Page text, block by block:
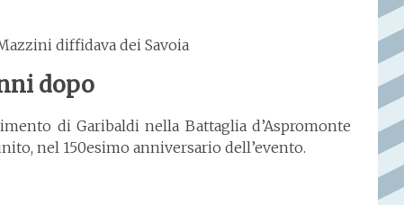
diffidava dei Savoia
dopo
di Garibaldi nella Battaglia d’Aspromonte
nel 150esimo anniversario dell’evento.